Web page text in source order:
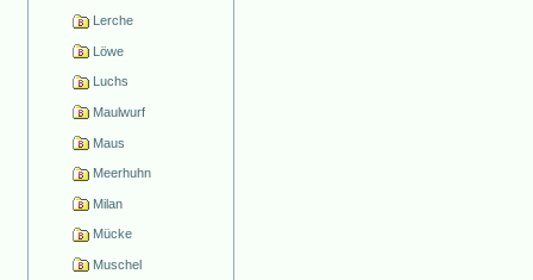
Lerche
Löwe
Luchs
Maulwurf
Maus
Meerhuhn
Milan
Mücke
Muschel